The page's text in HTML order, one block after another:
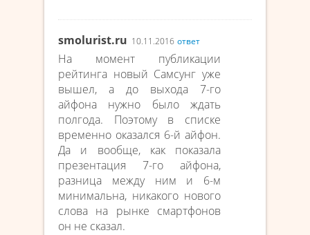
smolurist.ru 10.11.2016 ответ
На момент публикации
рейтинга новый Самсунг уже
вышел, а до выхода 7-го
айфона нужно было ждать
полгода. Поэтому в списке
временно оказался 6-й айфон.
Да и вообще, как показала
презентация 7-го айфона,
разница между ним и 6-м
минимальна, никакого нового
слова на рынке смартфонов
он не сказал.